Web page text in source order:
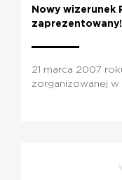
Nowy wizerunek
zaprezentowany!
21 marca 2007
zorganizowanej w